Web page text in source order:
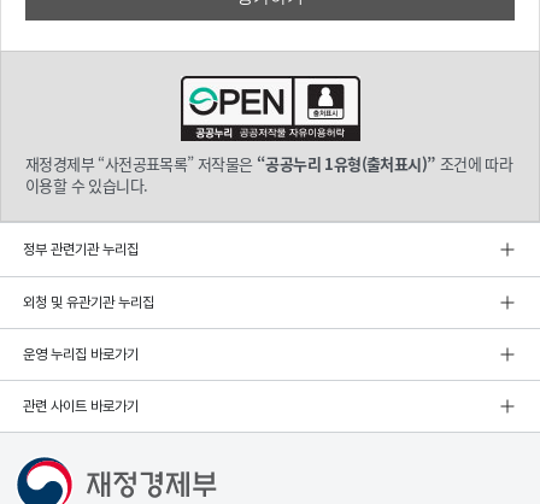
재정경제부 “사전공표목록” 저작물은 “공공누리 1유형(출처표시)” 조건에 따라
이용할 수 있습니다.
정부 관련기관 누리집
외청 및 유관기관 누리집
운영 누리집 바로가기
관련 사이트 바로가기